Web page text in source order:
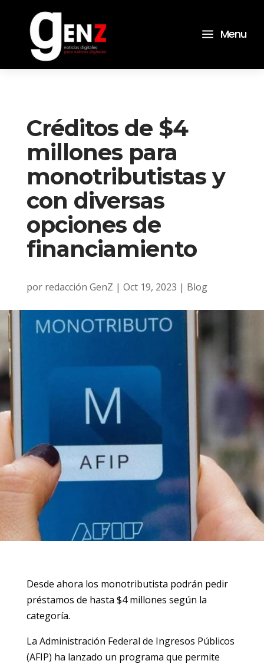
a Menu
Créditos de $4
millones para
monotributistas y
con diversas
opciones de
financiamiento
por redacción GenZ | Oct 19, 2023 | Blog
Desde ahora los monotributista podrán pedir
préstamos de hasta $4 millones según la
categoría.
La Administración Federal de Ingresos Públicos
(AFIP) ha lanzado un programa que permite